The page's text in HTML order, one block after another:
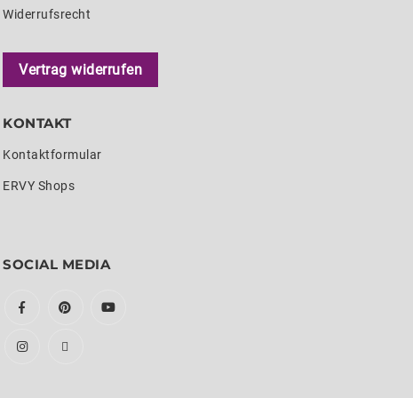
Widerrufsrecht
Vertrag widerrufen
KONTAKT
Kontaktformular
ERVY Shops
SOCIAL MEDIA